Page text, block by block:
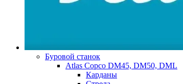
Буровой станок
Atlas Copco DM45, DM50, DML
Карданы